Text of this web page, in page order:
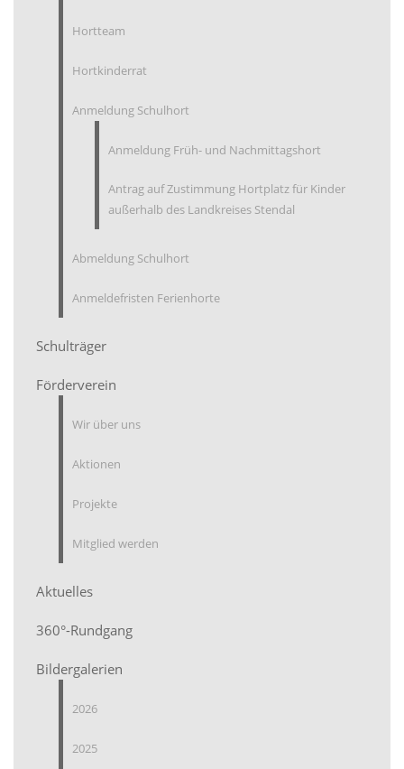
Hortteam
Hortkinderrat
Anmeldung Schulhort
Anmeldung Früh- und Nachmittagshort
Antrag auf Zustimmung Hortplatz für Kinder
außerhalb des Landkreises Stendal
Abmeldung Schulhort
Anmeldefristen Ferienhorte
Schulträger
Förderverein
Wir über uns
Aktionen
Projekte
Mitglied werden
Aktuelles
360°-Rundgang
Bildergalerien
2026
2025